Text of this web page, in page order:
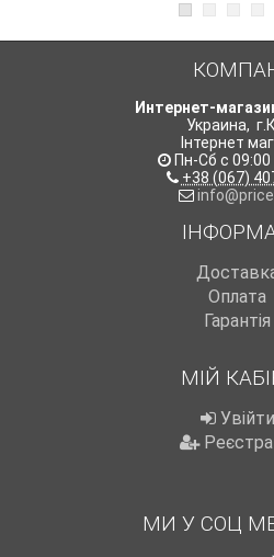
Интернет-
Украина,
Інтернет
Пн-Сб с 09:00
+38 (067)
Оплата
Гарантія
МІЙ
Увійти
МИ У СОЦ